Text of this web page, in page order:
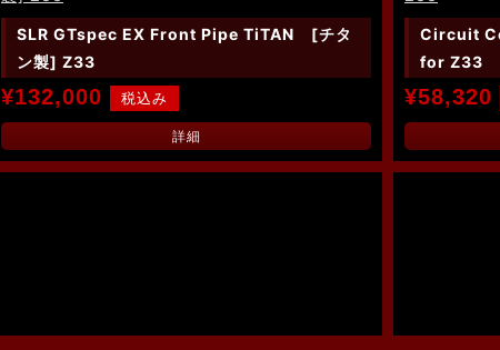
SLR GTspec EX Front Pipe TiTAN [チタ
ン製] Z33
¥132,000
詳細
Circuit
for Z33
¥58,320